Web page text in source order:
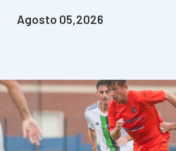
Agosto 05,2026